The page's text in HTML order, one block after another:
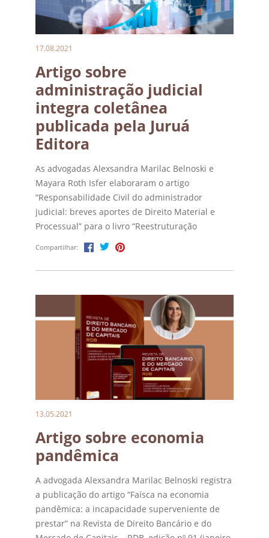
17.08.2021
Artigo sobre
administração judicial
integra coletânea
publicada pela Juruá
Editora
As advogadas Alexsandra Marilac Belnoski e
Mayara Roth Isfer elaboraram o artigo
“Responsabilidade Civil do administrador
judicial: breves aportes de Direito Material e
Processual” para o livro “Reestruturação
Empresarial – discussões práticas sobre
recuperação judicial e falência”. A obra,
publicada pela Juruá Editora, está sob a
organização de Juliana […]
Compartilhar:
13.05.2021
Artigo sobre economia
pandêmica
A advogada Alexsandra Marilac Belnoski registra
a publicação do artigo “Faísca na economia
pandêmica: a incapacidade superveniente de
prestar” na Revista de Direito Bancário e do